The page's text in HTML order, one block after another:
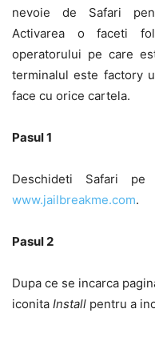
nevoie de Safari
Activarea o faceti
operatorului pe care
terminalul este factory
face cu orice cartela.
Pasul 1
Deschideti Safari
www.jailbreakme.com.
Pasul 2
Dupa ce se incarca
iconita Install pentru a